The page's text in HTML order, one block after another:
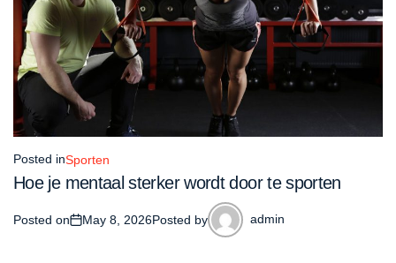
Posted inSporten
Hoe je mentaal sterker wordt door te sporten
Posted on May 8, 2026Posted by admin